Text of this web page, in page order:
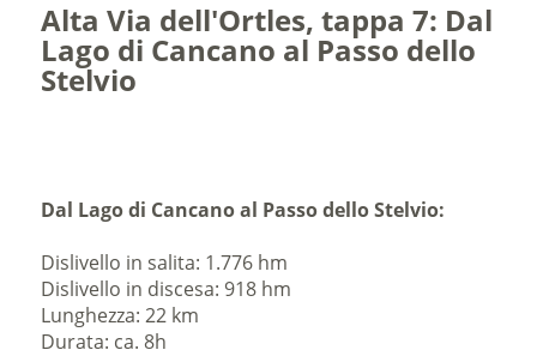
Alta Via dell'Ortles, tappa 7: Dal
Lago di Cancano al Passo dello
Stelvio
Dal Lago di Cancano al Passo dello Stelvio:
Dislivello in salita: 1.776 hm
Dislivello in discesa: 918 hm
Lunghezza: 22 km
Durata: ca. 8h